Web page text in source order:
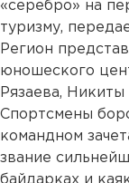
«серебро» на
туризму,
Регион
юношеского
Рязаева,
Спортсмены
командном
звание
байдарках и